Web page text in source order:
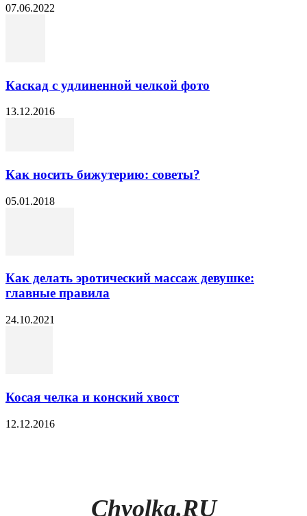
07.06.2022
Каскад с удлиненной челкой фото
13.12.2016
Как носить бижутерию: советы?
05.01.2018
Как делать эротический массаж девушке:
главные правила
24.10.2021
Косая челка и конский хвост
12.12.2016
Chyolka.RU